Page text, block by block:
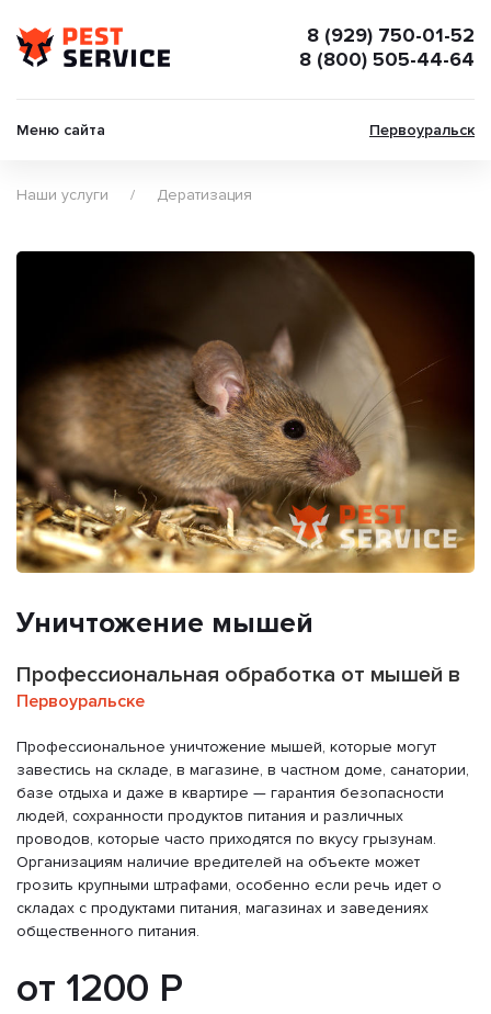
8 (929) 750-01-52
8 (800) 505-44-64
Меню сайта Первоуральск
Наши услуги Дератизация
Уничтожение мышей
Профессиональная обработка от мышей в
Первоуральске
Профессиональное уничтожение мышей, которые могут
завестись на складе, в магазине, в частном доме, санатории,
базе отдыха и даже в квартире — гарантия безопасности
людей, сохранности продуктов питания и различных
проводов, которые часто приходятся по вкусу грызунам.
Организациям наличие вредителей на объекте может
грозить крупными штрафами, особенно если речь идет о
складах с продуктами питания, магазинах и заведениях
общественного питания.
от 1200 Р